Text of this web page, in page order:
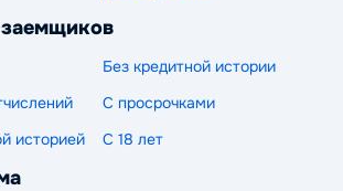
Без кредитной истории
С просрочками
историей
С 18 лет